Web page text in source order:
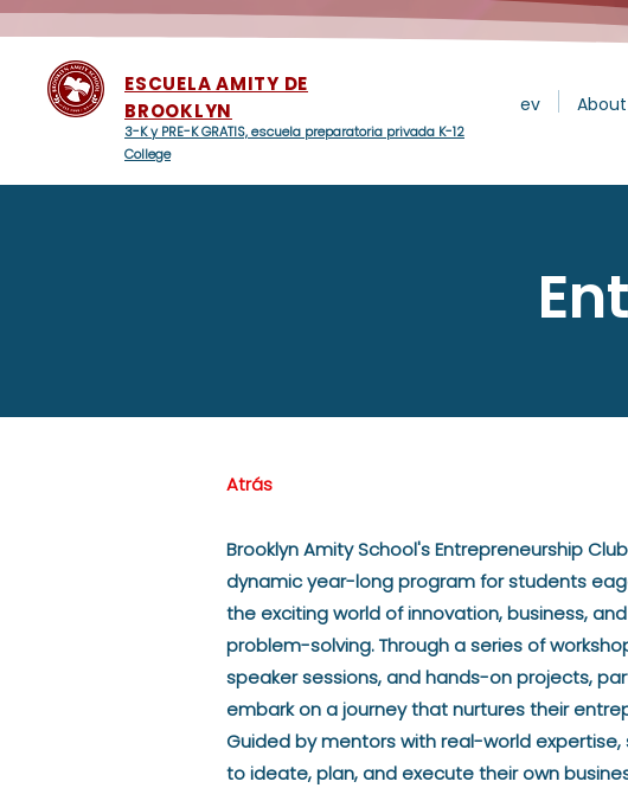
ESCUELA AMITY DE
BROOKLYN
3-K y PRE-K GRATIS, escuela preparatoria privada K-12
College
ev About
Atrás
Brooklyn Amity School's Entrepreneurship
dynamic year-long program for students
the exciting world of innovation, business,
problem-solving. Through a series of
speaker sessions, and hands-on projects,
embark on a journey that nurtures their
Guided by mentors with real-world
to ideate, plan, and execute their own